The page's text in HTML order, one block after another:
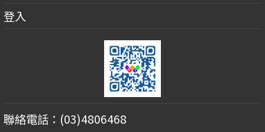
登入
聯絡電話：(03)4806468